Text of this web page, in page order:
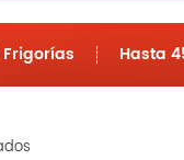
Hasta